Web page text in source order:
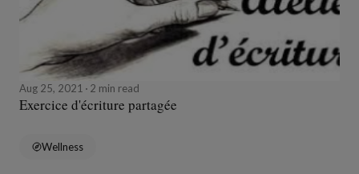
Aug 25, 2021 2 min read
Exercice d'écriture partagée
Wellness